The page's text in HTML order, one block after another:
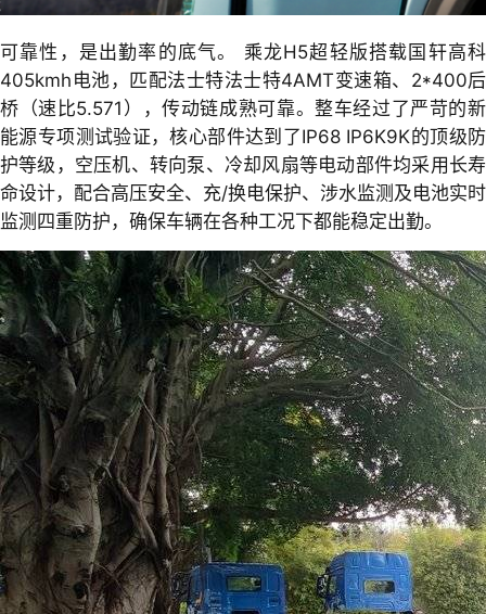
可靠性，是出勤率的底气。 乘龙H5超轻版搭载国轩高科
405kmh电池，匹配法士特法士特4AMT变速箱、2*400后
桥（速比5.571），传动链成熟可靠。整车经过了严苛的新
能源专项测试验证，核心部件达到了IP68 IP6K9K的顶级防
护等级，空压机、转向泵、冷却风扇等电动部件均采用长寿
命设计，配合高压安全、充/换电保护、涉水监测及电池实时
监测四重防护，确保车辆在各种工况下都能稳定出勤。